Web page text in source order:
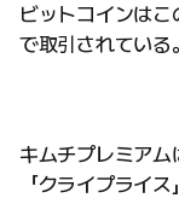
ビットコインは
で取引されている
キムチプレミアム
「クライプライス